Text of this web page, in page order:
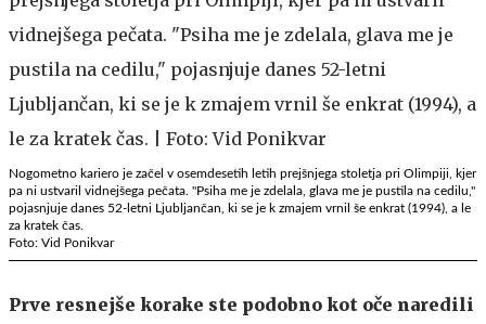
Nogometno kariero je začel v osemdesetih letih prejšnjega stoletja pri Olimpiji, kjer
pa ni ustvaril vidnejšega pečata. "Psiha me je zdelala, glava me je pustila na cedilu,"
pojasnjuje danes 52-letni Ljubljančan, ki se je k zmajem vrnil še enkrat (1994), a le
za kratek čas.
Foto: Vid Ponikvar
Prve resnejše korake ste podobno kot oče naredili